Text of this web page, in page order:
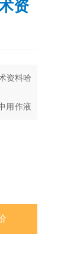
资
资料哈
用作液